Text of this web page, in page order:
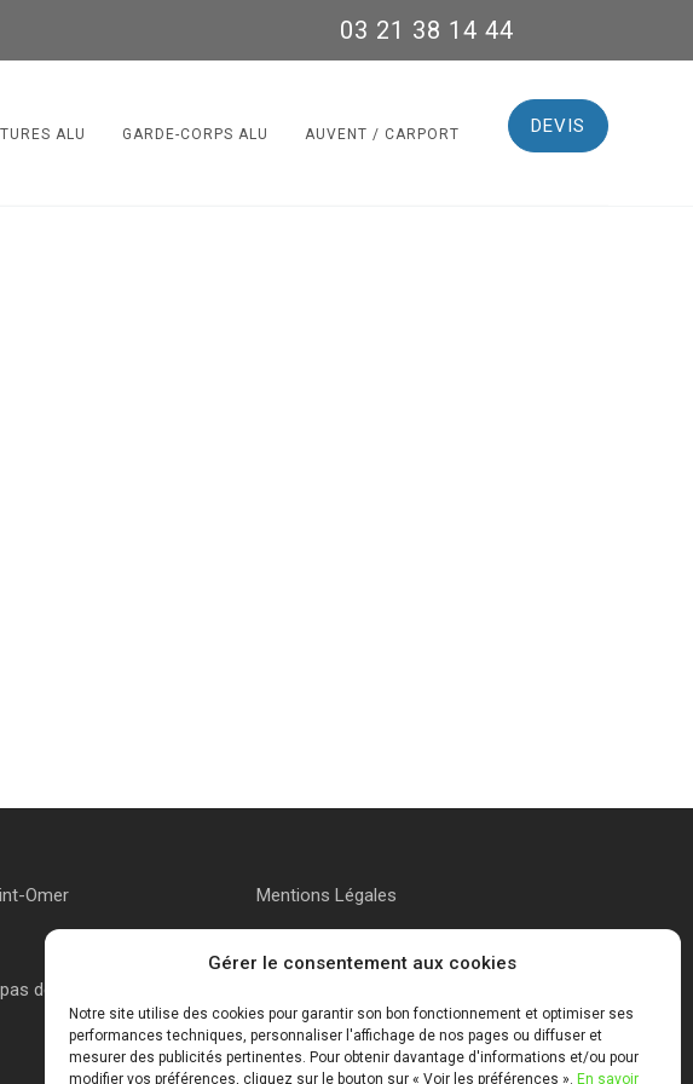
Gérer le consentement aux cookies
Notre site utilise des cookies pour garantir son bon fonctionnement et optimiser ses
performances techniques, personnaliser l'affichage de nos pages ou diffuser et
mesurer des publicités pertinentes. Pour obtenir davantage d'informations et/ou pour
modifier vos préférences, cliquez sur le bouton sur « Voir les préférences ». En savoir
03 21 38 14 44
DEVIS
ALU GARDE-CORPS ALU AUVENT / CARPORT
Omer
de calais
Mentions Légales